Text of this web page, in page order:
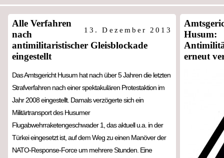
13. Dezember 2013
Alle Verfahren
nach
antimilitaristischer Gleisblockade
eingestellt
Das Amtsgericht Husum hat nach über 5 Jahren die letzten
Strafverfahren nach einer spektakulären Protestaktion im
Jahr 2008 eingestellt. Damals verzögerte sich ein
Militärtransport des Husumer
Flugabwehrraketengeschwader 1, das aktuell u.a. in der
Türkei eingesetzt ist, auf dem Weg zu einen Manöver der
NATO-Response-Force um mehrere Stunden. Eine
Husum:
erneut